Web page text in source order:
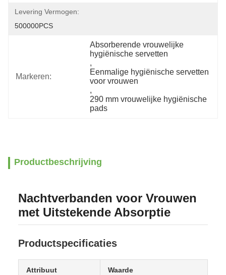
Levering Vermogen:
500000PCS
Markeren:
Absorberende vrouwelijke
hygiënische servetten
,
Eenmalige hygiënische servetten
voor vrouwen
,
290 mm vrouwelijke hygiënische
pads
Productbeschrijving
Nachtverbanden voor Vrouwen
met Uitstekende Absorptie
Productspecificaties
Attribuut Waarde